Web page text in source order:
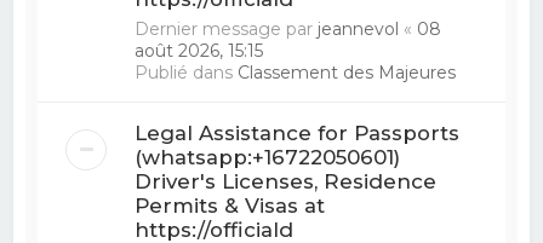
Dernier message par jeannevol « 08
août 2026, 15:15
Publié dans Classement des Majeures
Legal Assistance for Passports
(whatsapp:+16722050601)
Driver's Licenses, Residence
Permits & Visas at
https://officiald